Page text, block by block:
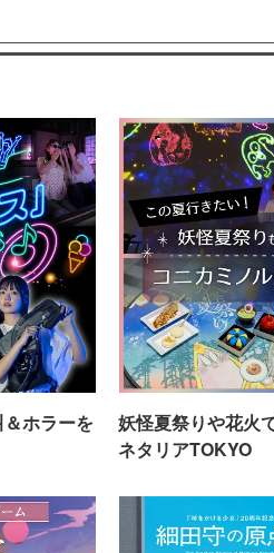
ホラーを
妖怪夏祭りや花火
ネタリアTOKYO